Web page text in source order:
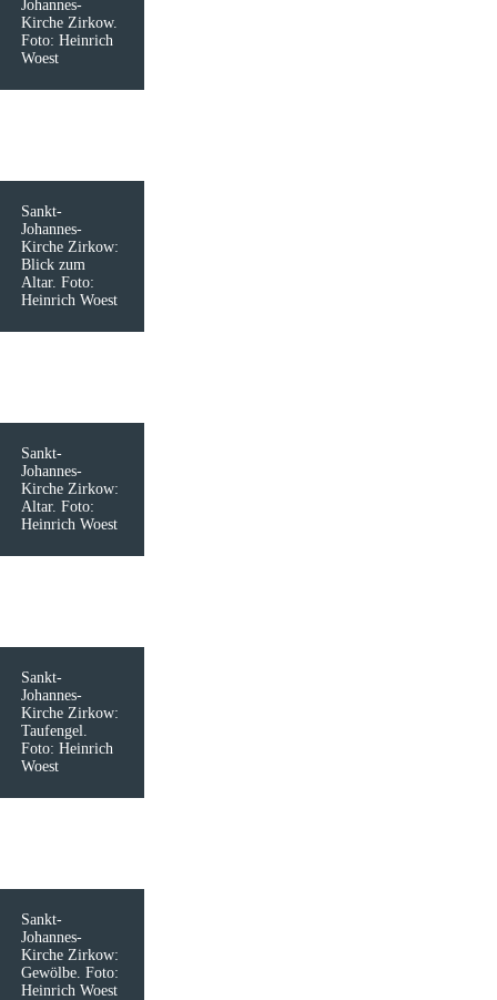
Johannes-
Kirche Zirkow.
Foto: Heinrich
Woest
Sankt-
Johannes-
Kirche Zirkow:
Blick zum
Altar. Foto:
Heinrich Woest
Sankt-
Johannes-
Kirche Zirkow:
Altar. Foto:
Heinrich Woest
Sankt-
Johannes-
Kirche Zirkow:
Taufengel.
Foto: Heinrich
Woest
Sankt-
Johannes-
Kirche Zirkow:
Gewölbe. Foto:
Heinrich Woest